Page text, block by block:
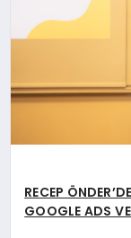
RECEP
GOOGLE ADS